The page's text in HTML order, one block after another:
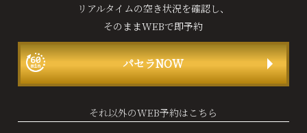
リアルタイムの空き状況を確認し、
そのままWEBで即予約
パセラNOW
それ以外のWEB予約はこちら